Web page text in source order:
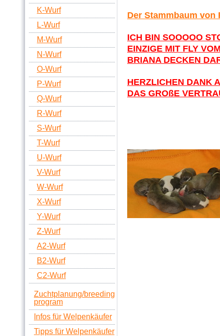
K-Wurf
L-Wurf
M-Wurf
N-Wurf
O-Wurf
P-Wurf
Q-Wurf
R-Wurf
S-Wurf
T-Wurf
U-Wurf
V-Wurf
W-Wurf
X-Wurf
Y-Wurf
Z-Wurf
A2-Wurf
B2-Wurf
C2-Wurf
Zuchtplanung/breeding
program
Infos für Welpenkäufer
Tipps für Welpenkäufer
Der Stammbaum von
ICH BIN SOOOOO
EINZIGE MIT FLY
BRIANA DECKEN
HERZLICHEN DANK
DAS GROßE